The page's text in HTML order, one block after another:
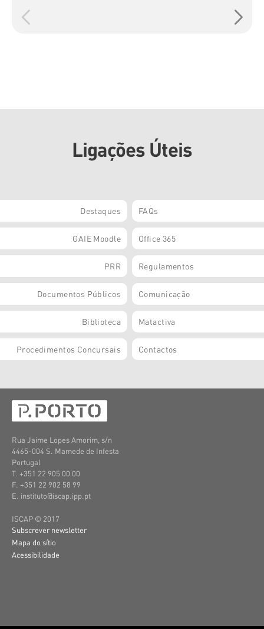
Ligações Úteis
Destaques FAQs
GAIE Moodle Office 365
PRR Regulamentos
Documentos Públicos Comunicação
Biblioteca Matactiva
Procedimentos Concursais Contactos
Rua Jaime Lopes Amorim, s/n
4465-004 S. Mamede de Infesta
Portugal
T. +351 22 905 00 00
F. +351 22 902 58 99
E. instituto@iscap.ipp.pt
ISCAP © 2017
Subscrever newsletter
Mapa do sítio
Acessibilidade